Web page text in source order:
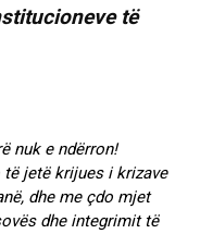
të
nuk e ndërron!
jetë krijues i krizave
dhe me çdo mjet
dhe integrimit të